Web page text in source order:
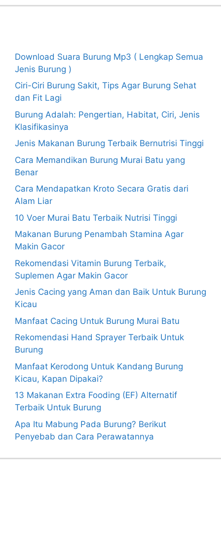
Download Suara Burung Mp3 ( Lengkap Semua
Jenis Burung )
Ciri-Ciri Burung Sakit, Tips Agar Burung Sehat
dan Fit Lagi
Burung Adalah: Pengertian, Habitat, Ciri, Jenis
Klasifikasinya
Jenis Makanan Burung Terbaik Bernutrisi Tinggi
Cara Memandikan Burung Murai Batu yang
Benar
Cara Mendapatkan Kroto Secara Gratis dari
Alam Liar
10 Voer Murai Batu Terbaik Nutrisi Tinggi
Makanan Burung Penambah Stamina Agar
Makin Gacor
Rekomendasi Vitamin Burung Terbaik,
Suplemen Agar Makin Gacor
Jenis Cacing yang Aman dan Baik Untuk Burung
Kicau
Manfaat Cacing Untuk Burung Murai Batu
Rekomendasi Hand Sprayer Terbaik Untuk
Burung
Manfaat Kerodong Untuk Kandang Burung
Kicau, Kapan Dipakai?
13 Makanan Extra Fooding (EF) Alternatif
Terbaik Untuk Burung
Apa Itu Mabung Pada Burung? Berikut
Penyebab dan Cara Perawatannya